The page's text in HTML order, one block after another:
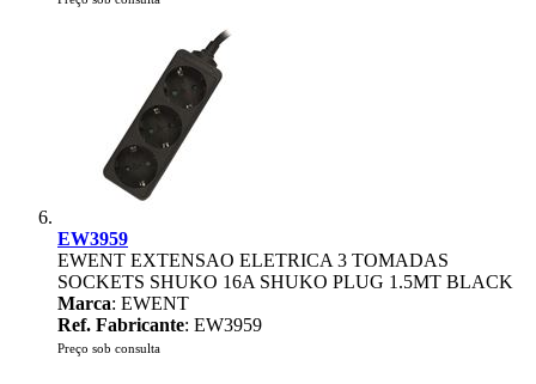
EW3959
EWENT EXTENSAO ELETRICA 3 TOMADAS
SOCKETS SHUKO 16A SHUKO PLUG 1.5MT BLACK
Marca: EWENT
Ref. Fabricante: EW3959
Preço sob consulta